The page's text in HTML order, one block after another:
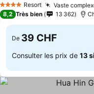
4 Étoiles Resort Vaste
8,2 Très bien 13 362
De 39 CHF
Consulter les prix de 13